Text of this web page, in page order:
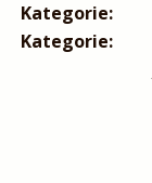
Kategorie:
Kategorie: